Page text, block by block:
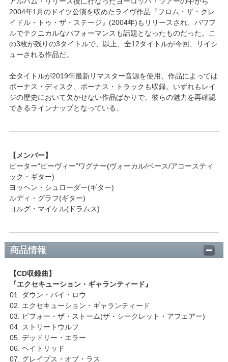
2004年1月のドイツ公演を収めたライヴ作品『フロム・ザ・クレ
イドル・トゥ・ザ・ステージ』(2004年)もリリースされ、パワフ
ルでテクニカルなパフォーマンスも話題となったものだった。こ
の3枚が残りの3タイトルで、以上、全12タイトルが今回、リイシ
ューされる作品だ。
全タイトルが2019年最新リマスター音源を使用、作品によっては
ボーナス・ディスク、ボーナス・トラックも収録。いずれもレイ
ジの歴史において欠かせない作品ばかりで、彼らの魅力を再確認
できるラインナップとなっている。
【メンバー】
ピーター“ピーヴィー”ワグナー(ヴォーカル/ベース/アコースティ
ック・ギター)
ヨッヘン・シュローダー(ギター)
ルディ・グラフ(ギター)
ヨルグ・マイケル(ドラムス)
商品情報
【CD収録曲】
『エクセキューション・ギャランティード』
01. ダウン・バイ・ロウ
02. エクセキューション・ギャランティード
03. ビフォー・ザ・ストーム(ザ・シークレット・アフェアー)
04. ストリートウルフ
05. デッドリー・エラー
06. ヘイトリッド
07. グレイプス・オブ・ラス